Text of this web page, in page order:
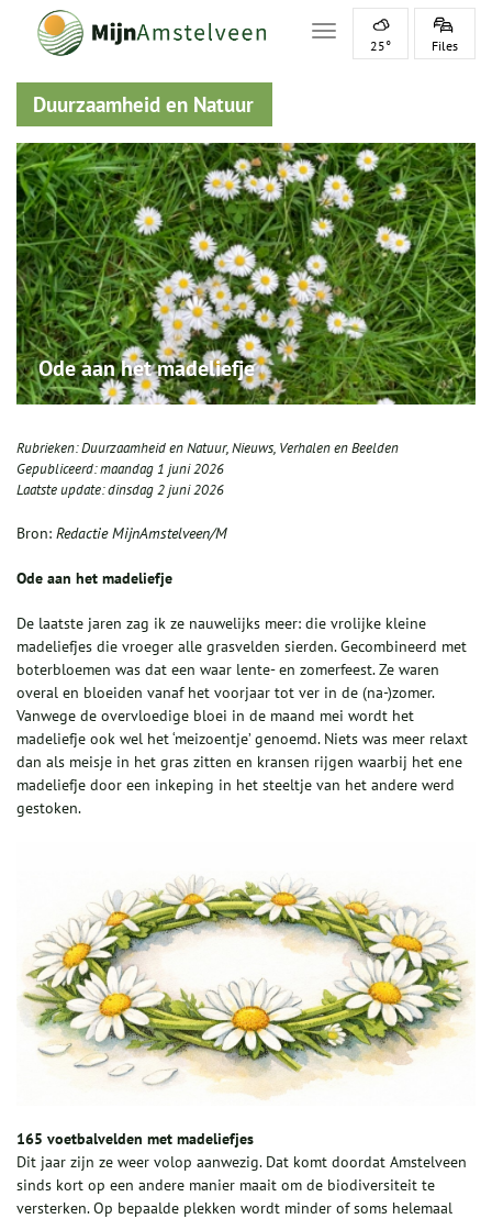
Toggle navigation
25° Files
Duurzaamheid en Natuur
Ode aan het madeliefje
Rubrieken:Duurzaamheid en Natuur,Nieuws, Verhalen en Beelden
Gepubliceerd:maandag 1 juni 2026
Laatste update:dinsdag 2 juni 2026
Bron: Redactie MijnAmstelveen/M
Ode aan het madeliefje
De laatste jaren zag ik ze nauwelijks meer: die vrolijke kleine
madeliefjes die vroeger alle grasvelden sierden. Gecombineerd met
boterbloemen was dat een waar lente- en zomerfeest. Ze waren
overal en bloeiden vanaf het voorjaar tot ver in de (na-)zomer.
Vanwege de overvloedige bloei in de maand mei wordt het
madeliefje ook wel het ‘meizoentje’ genoemd. Niets was meer relaxt
dan als meisje in het gras zitten en kransen rijgen waarbij het ene
madeliefje door een inkeping in het steeltje van het andere werd
gestoken.
165 voetbalvelden met madeliefjes
Dit jaar zijn ze weer volop aanwezig. Dat komt doordat Amstelveen
sinds kort op een andere manier maait om de biodiversiteit te
versterken. Op bepaalde plekken wordt minder of soms helemaal